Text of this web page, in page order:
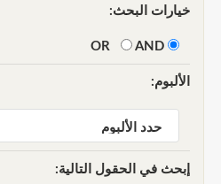
خيارات البحث:
AND
الألبوم:
إبحث في الحقول التالية: